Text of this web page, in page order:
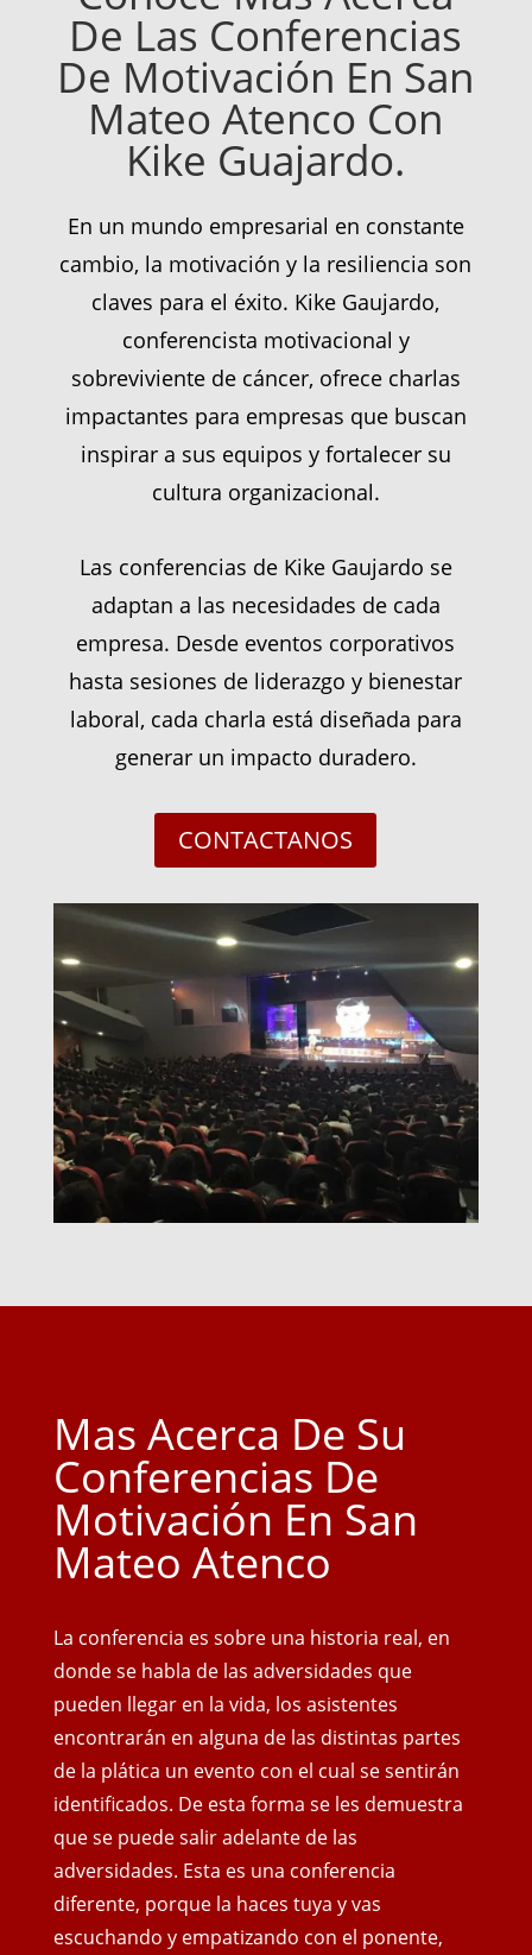
De Las Conferencias
De Motivación En San
Mateo Atenco Con
Kike Guajardo.
En un mundo empresarial en constante
cambio, la motivación y la resiliencia son
claves para el éxito. Kike Gaujardo,
conferencista motivacional y
sobreviviente de cáncer, ofrece charlas
impactantes para empresas que buscan
inspirar a sus equipos y fortalecer su
cultura organizacional.
Las conferencias de Kike Gaujardo se
adaptan a las necesidades de cada
empresa. Desde eventos corporativos
hasta sesiones de liderazgo y bienestar
laboral, cada charla está diseñada para
generar un impacto duradero.
CONTACTANOS
Mas Acerca De Su
Conferencias De
Motivación En San
Mateo Atenco
La conferencia es sobre una historia real, en
donde se habla de las adversidades que
pueden llegar en la vida, los asistentes
encontrarán en alguna de las distintas partes
de la plática un evento con el cual se sentirán
identificados. De esta forma se les demuestra
que se puede salir adelante de las
adversidades. Esta es una conferencia
diferente, porque la haces tuya y vas
escuchando y empatizando con el ponente,